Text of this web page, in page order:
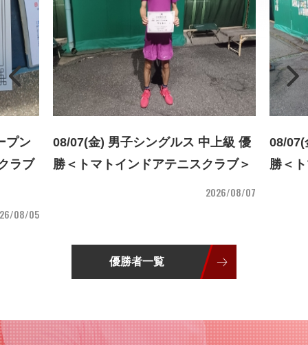
2026/07/05
クラブからのお知らせ
トマトインドアテニスクラブ会場 終了のお知らせ(8月20日
まで)
2026/06/26
クラブからのお知らせ
お願いします）
2026/06/14
7月の大会エントリーは、06/15(月)22:00～(7/26変更あり)
プン
ラブ
08/05
08/07(金) 男子シングルス 中上級 優
勝＜トマトインドアテニスクラブ＞
2026/08/07
08/07(
勝＜
優勝者一覧